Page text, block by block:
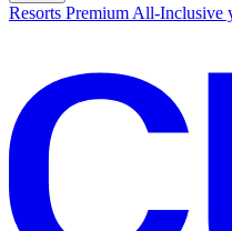
Resorts Premium All-Inclusive